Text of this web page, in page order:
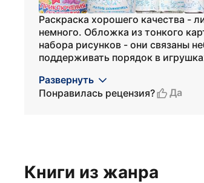
Раскраска хорошего качества -
немного. Обложка из тонкого
набора рисунков - они связаны
поддерживать порядок в
Развернуть
Понравилась рецензия?
Да
Книги из жанра